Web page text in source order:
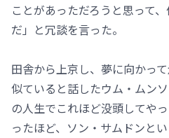
ことがあっただろうと思って
だ」と冗談を言った。
田舎から上京し、夢に向かっ
似ていると話したウム・ムン
の人生でこれほど没頭してや
ったほど、ソン・サムドンと